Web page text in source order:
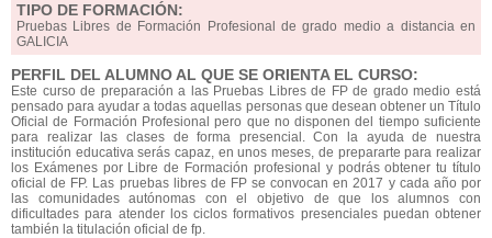
TIPO DE FORMACIÓN:
Pruebas Libres de Formación Profesional de grado medio a distancia en
GALICIA
PERFIL DEL ALUMNO AL QUE SE ORIENTA EL CURSO:
Este curso de preparación a las Pruebas Libres de FP de grado medio está
pensado para ayudar a todas aquellas personas que desean obtener un Título
Oficial de Formación Profesional pero que no disponen del tiempo suficiente
para realizar las clases de forma presencial. Con la ayuda de nuestra
institución educativa serás capaz, en unos meses, de prepararte para realizar
los Exámenes por Libre de Formación profesional y podrás obtener tu título
oficial de FP. Las pruebas libres de FP se convocan en 2017 y cada año por
las comunidades autónomas con el objetivo de que los alumnos con
dificultades para atender los ciclos formativos presenciales puedan obtener
también la titulación oficial de fp.